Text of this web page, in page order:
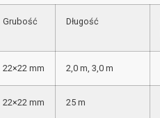
Grubość Długość
22×22 mm 2,0 m, 3,0 m
22×22 mm 25 m